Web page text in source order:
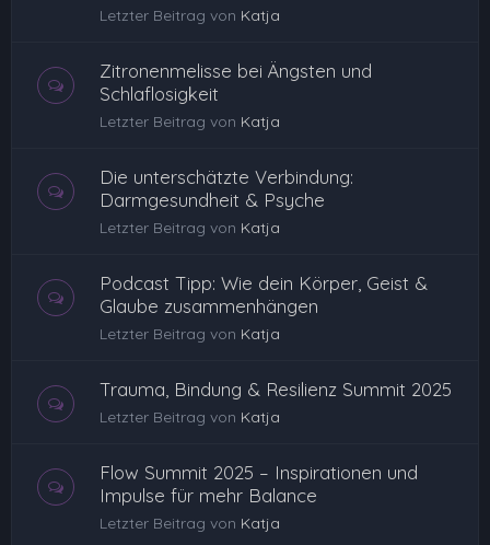
Letzter Beitrag von Katja
Zitronenmelisse bei Ängsten und
Schlaflosigkeit
Letzter Beitrag von Katja
Die unterschätzte Verbindung:
Darmgesundheit & Psyche
Letzter Beitrag von Katja
Podcast Tipp: Wie dein Körper, Geist &
Glaube zusammenhängen
Letzter Beitrag von Katja
Trauma, Bindung & Resilienz Summit 2025
Letzter Beitrag von Katja
Flow Summit 2025 – Inspirationen und
Impulse für mehr Balance
Letzter Beitrag von Katja